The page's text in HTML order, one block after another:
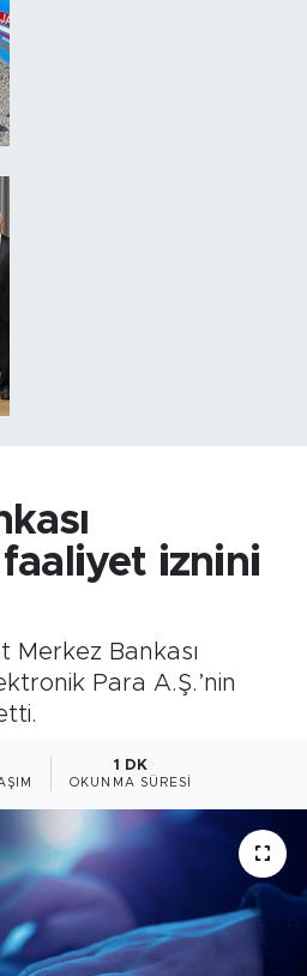
faaliyet iznini
Merkez Bankası
Para A.Ş.’nin
1 DK
OKUNMA SÜRESI